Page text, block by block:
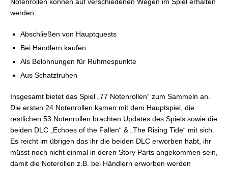
werden:
Abschließen von Hauptquests
Bei Händlern kaufen
Als Belohnungen für Ruhmespunkte
Aus Schatztruhen
Insgesamt bietet das Spiel „77 Notenrollen“ zum Sammeln an.
Die ersten 24 Notenrollen kamen mit dem Hauptspiel, die
restlichen 53 Notenrollen brachten Updates des Spiels sowie die
beiden DLC „Echoes of the Fallen“ & „The Rising Tide“ mit sich.
Es reicht im übrigen das ihr die beiden DLC erworben habt, ihr
müsst noch nicht einmal in deren Story Parts angekommen sein,
damit die Noterollen z.B. bei Händlern erworben werden